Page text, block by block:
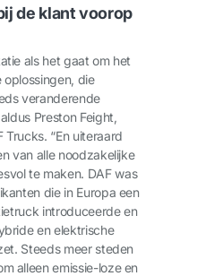
de klant voorop
als het gaat om het
die
veranderende
Preston Feight,
“En uiteraard
van alle noodzakelijke
te maken. DAF was
die in Europa een
introduceerde en
en elektrische
Steeds meer steden
alleen emissie-loze en